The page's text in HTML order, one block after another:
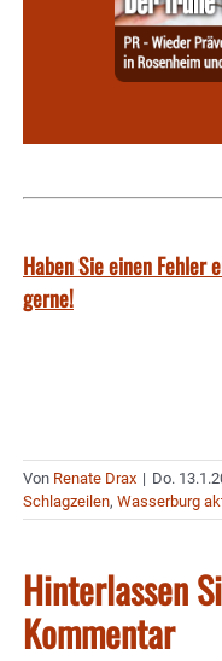
Haben Sie einen Fehler
gerne!
Von Renate Drax | Do.
Schlagzeilen, Wasserburg
Hinterlassen
Kommentar